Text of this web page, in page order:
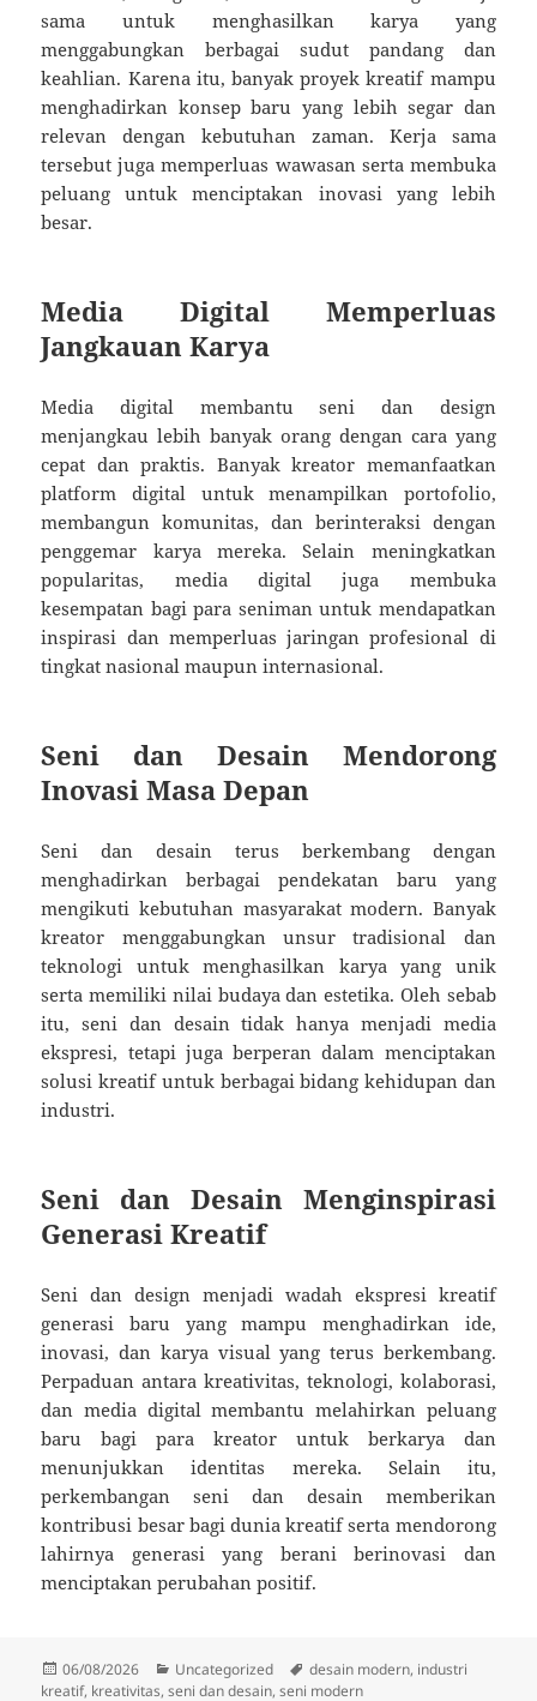
sama untuk menghasilkan karya yang
menggabungkan berbagai sudut pandang dan
keahlian. Karena itu, banyak proyek kreatif mampu
menghadirkan konsep baru yang lebih segar dan
relevan dengan kebutuhan zaman. Kerja sama
tersebut juga memperluas wawasan serta membuka
peluang untuk menciptakan inovasi yang lebih
besar.
Media Digital Memperluas
Jangkauan Karya
Media digital membantu seni dan design
menjangkau lebih banyak orang dengan cara yang
cepat dan praktis. Banyak kreator memanfaatkan
platform digital untuk menampilkan portofolio,
membangun komunitas, dan berinteraksi dengan
penggemar karya mereka. Selain meningkatkan
popularitas, media digital juga membuka
kesempatan bagi para seniman untuk mendapatkan
inspirasi dan memperluas jaringan profesional di
tingkat nasional maupun internasional.
Seni dan Desain Mendorong
Inovasi Masa Depan
Seni dan desain terus berkembang dengan
menghadirkan berbagai pendekatan baru yang
mengikuti kebutuhan masyarakat modern. Banyak
kreator menggabungkan unsur tradisional dan
teknologi untuk menghasilkan karya yang unik
serta memiliki nilai budaya dan estetika. Oleh sebab
itu, seni dan desain tidak hanya menjadi media
ekspresi, tetapi juga berperan dalam menciptakan
solusi kreatif untuk berbagai bidang kehidupan dan
industri.
Seni dan Desain Menginspirasi
Generasi Kreatif
Seni dan design menjadi wadah ekspresi kreatif
generasi baru yang mampu menghadirkan ide,
inovasi, dan karya visual yang terus berkembang.
Perpaduan antara kreativitas, teknologi, kolaborasi,
dan media digital membantu melahirkan peluang
baru bagi para kreator untuk berkarya dan
menunjukkan identitas mereka. Selain itu,
perkembangan seni dan desain memberikan
kontribusi besar bagi dunia kreatif serta mendorong
lahirnya generasi yang berani berinovasi dan
menciptakan perubahan positif.
Posted
on
06/08/2026 Categories
Uncategorized Tags
desain modern, industri
kreatif, kreativitas,seni dan desain,seni modern